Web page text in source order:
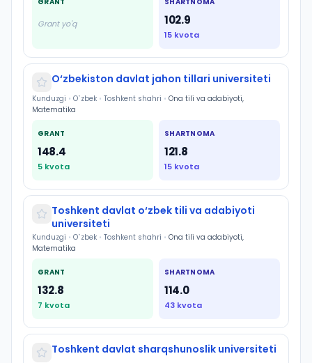
Grant yo'q 102.9
15 kvota
O‘zbekiston davlat jahon tillari universiteti
Kunduzgi • O`zbek • Toshkent shahri • Ona tili va adabiyoti,
Matematika
GRANT
148.4
5 kvota
SHARTNOMA
121.8
15 kvota
Toshkent davlat o‘zbek tili va adabiyoti
universiteti
Kunduzgi • O`zbek • Toshkent shahri • Ona tili va adabiyoti,
Matematika
GRANT
132.8
7 kvota
SHARTNOMA
114.0
43 kvota
Toshkent davlat sharqshunoslik universiteti